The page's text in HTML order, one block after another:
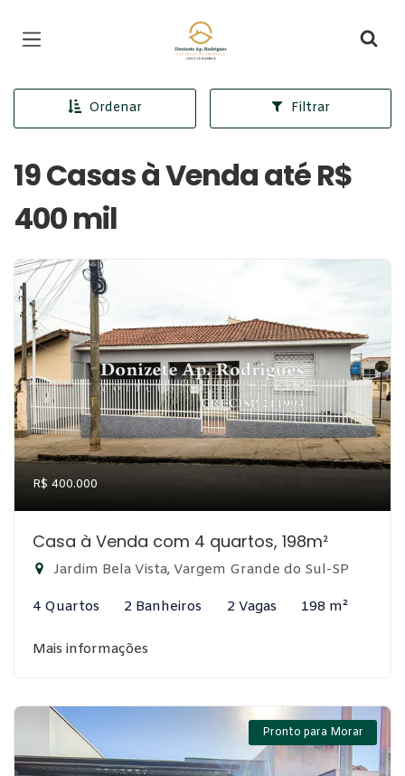
Página inicial
Ordenar Filtrar
19 Casas à Venda até R$
400 mil
R$ 400.000
Casa à Venda com 4 quartos, 198m²
Jardim Bela Vista, Vargem Grande do Sul-SP
4 Quartos 2 Banheiros 2 Vagas 198 m²
Mais informações
Pronto para Morar